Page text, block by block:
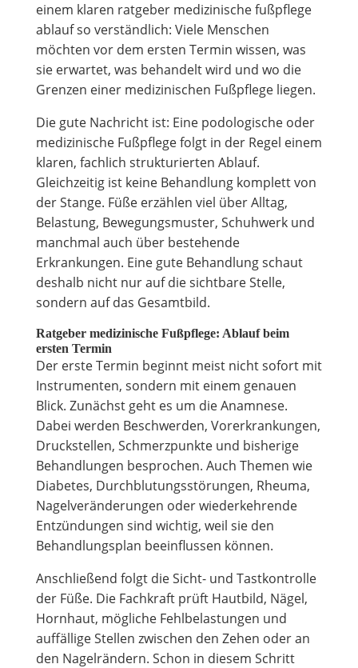
einem klaren ratgeber medizinische fußpflege
ablauf so verständlich: Viele Menschen
möchten vor dem ersten Termin wissen, was
sie erwartet, was behandelt wird und wo die
Grenzen einer medizinischen Fußpflege liegen.
Die gute Nachricht ist: Eine podologische oder
medizinische Fußpflege folgt in der Regel einem
klaren, fachlich strukturierten Ablauf.
Gleichzeitig ist keine Behandlung komplett von
der Stange. Füße erzählen viel über Alltag,
Belastung, Bewegungsmuster, Schuhwerk und
manchmal auch über bestehende
Erkrankungen. Eine gute Behandlung schaut
deshalb nicht nur auf die sichtbare Stelle,
sondern auf das Gesamtbild.
Ratgeber medizinische Fußpflege: Ablauf beim
ersten Termin
Der erste Termin beginnt meist nicht sofort mit
Instrumenten, sondern mit einem genauen
Blick. Zunächst geht es um die Anamnese.
Dabei werden Beschwerden, Vorerkrankungen,
Druckstellen, Schmerzpunkte und bisherige
Behandlungen besprochen. Auch Themen wie
Diabetes, Durchblutungsstörungen, Rheuma,
Nagelveränderungen oder wiederkehrende
Entzündungen sind wichtig, weil sie den
Behandlungsplan beeinflussen können.
Anschließend folgt die Sicht- und Tastkontrolle
der Füße. Die Fachkraft prüft Hautbild, Nägel,
Hornhaut, mögliche Fehlbelastungen und
auffällige Stellen zwischen den Zehen oder an
den Nagelrändern. Schon in diesem Schritt